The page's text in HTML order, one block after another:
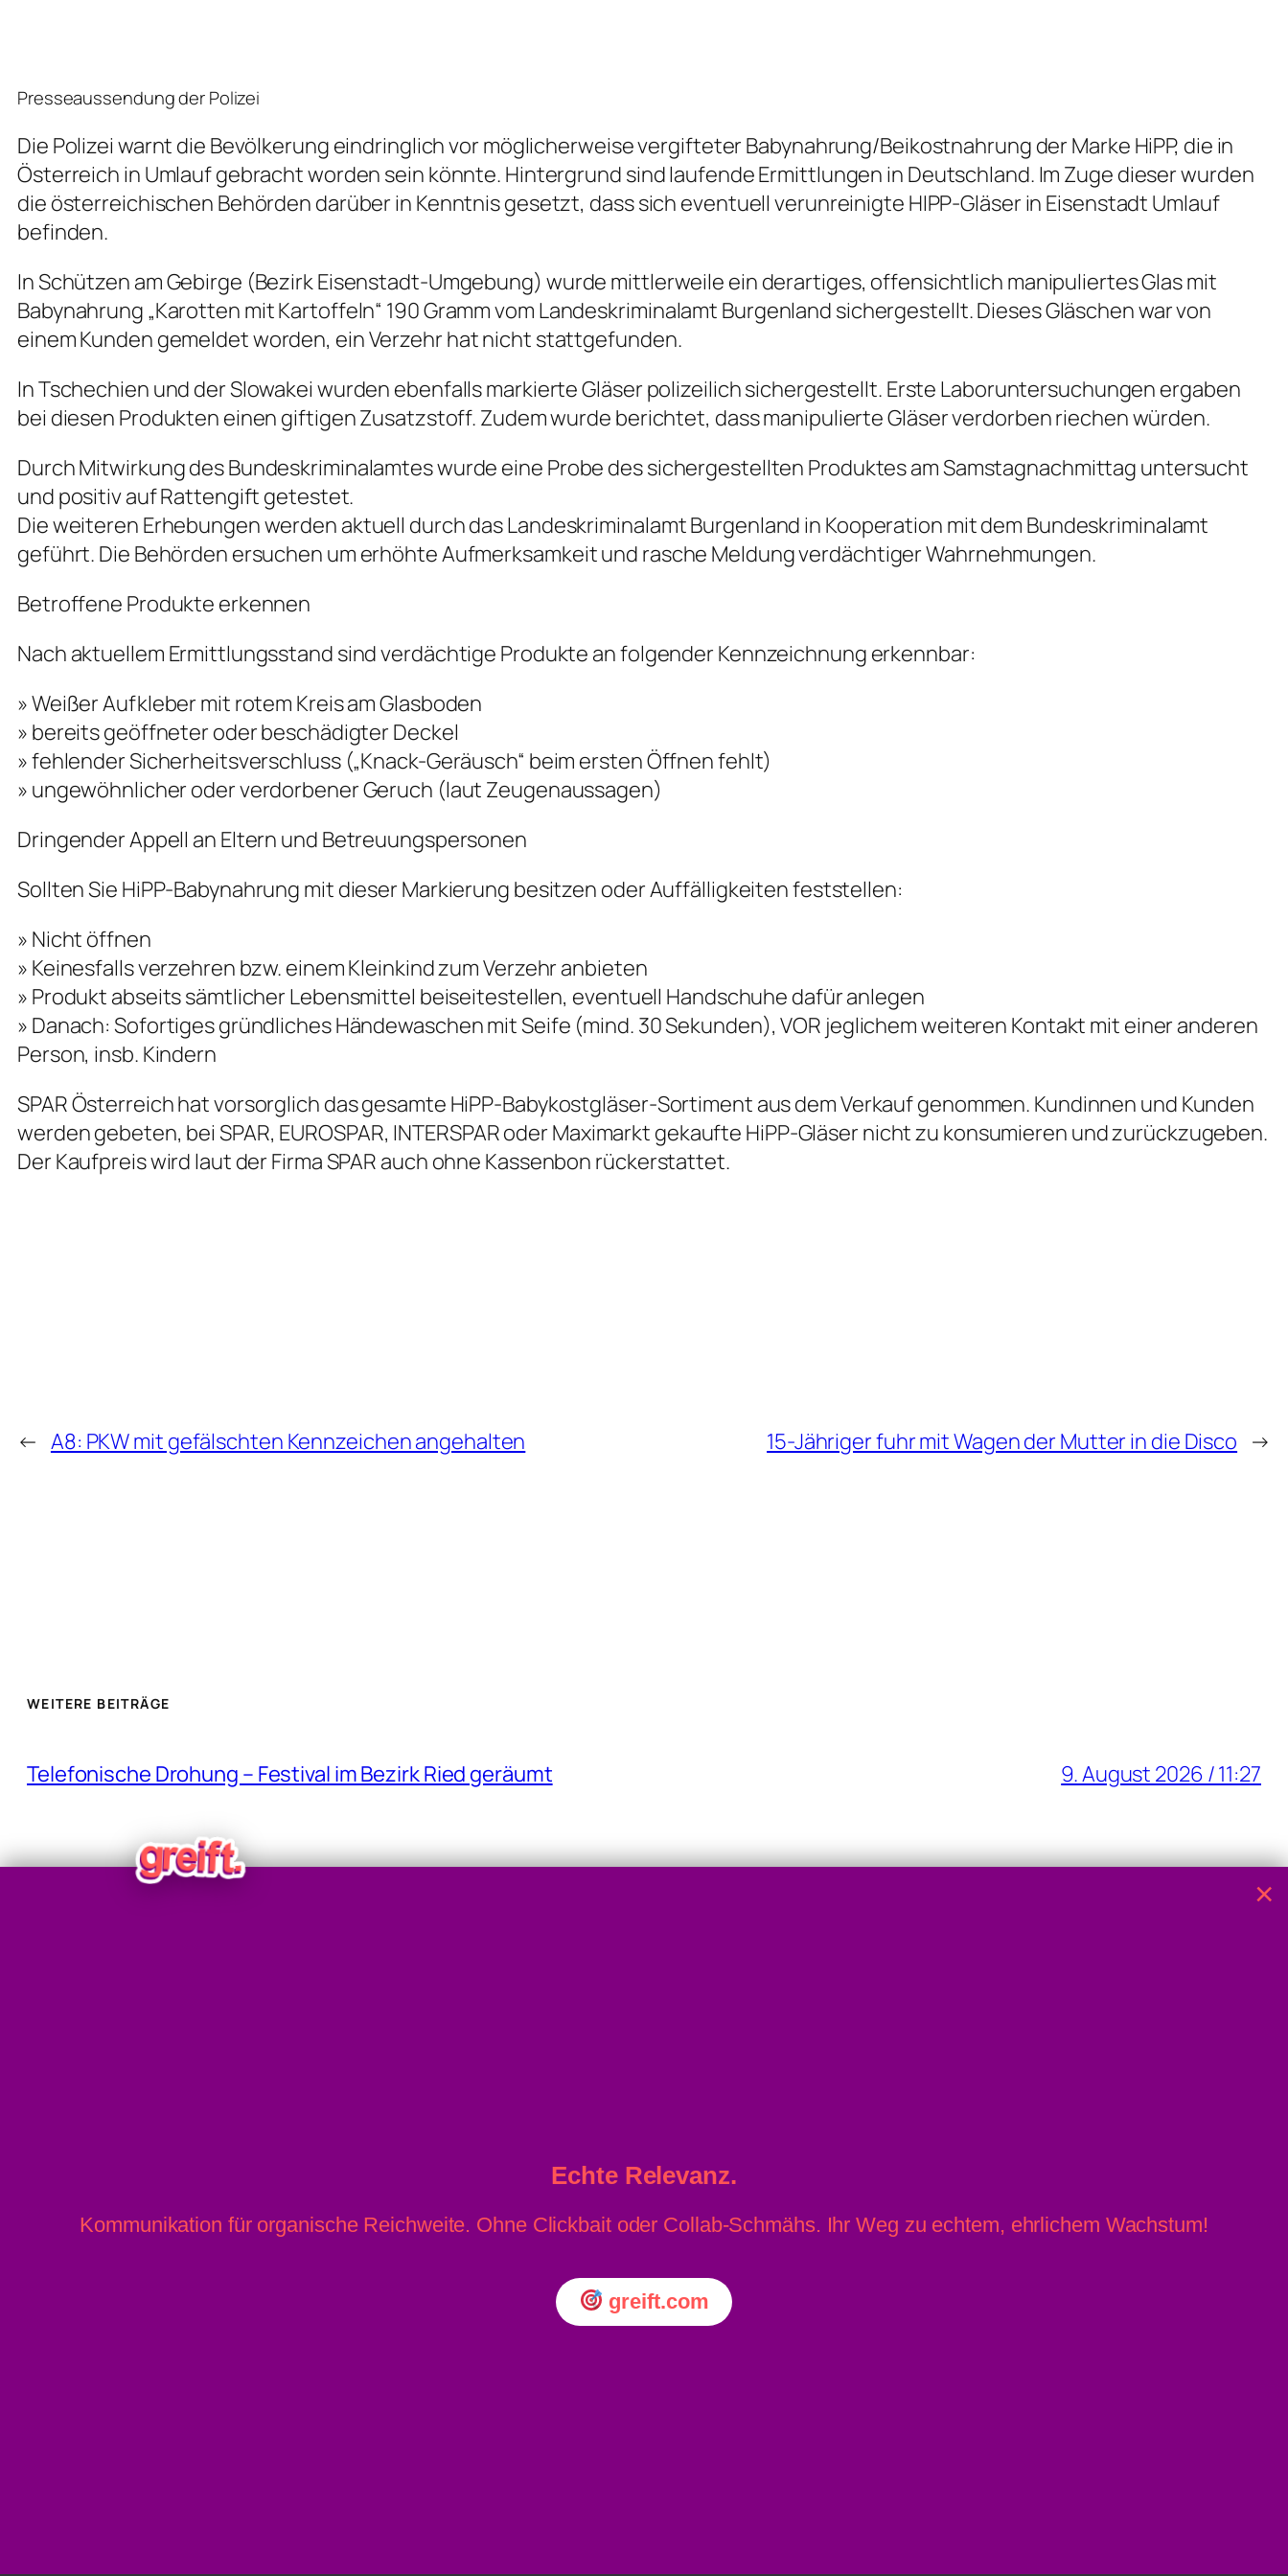
Presseaussendung der Polizei
Die Polizei warnt die Bevölkerung eindringlich vor möglicherweise vergifteter Babynahrung/Beikostnahrung der Marke HiPP, die in
Österreich in Umlauf gebracht worden sein könnte. Hintergrund sind laufende Ermittlungen in Deutschland. Im Zuge dieser wurden
die österreichischen Behörden darüber in Kenntnis gesetzt, dass sich eventuell verunreinigte HIPP-Gläser in Eisenstadt Umlauf
befinden.
In Schützen am Gebirge (Bezirk Eisenstadt-Umgebung) wurde mittlerweile ein derartiges, offensichtlich manipuliertes Glas mit
Babynahrung „Karotten mit Kartoffeln“ 190 Gramm vom Landeskriminalamt Burgenland sichergestellt. Dieses Gläschen war von
einem Kunden gemeldet worden, ein Verzehr hat nicht stattgefunden.
In Tschechien und der Slowakei wurden ebenfalls markierte Gläser polizeilich sichergestellt. Erste Laboruntersuchungen ergaben
bei diesen Produkten einen giftigen Zusatzstoff. Zudem wurde berichtet, dass manipulierte Gläser verdorben riechen würden.
Durch Mitwirkung des Bundeskriminalamtes wurde eine Probe des sichergestellten Produktes am Samstagnachmittag untersucht
und positiv auf Rattengift getestet.
Die weiteren Erhebungen werden aktuell durch das Landeskriminalamt Burgenland in Kooperation mit dem Bundeskriminalamt
geführt. Die Behörden ersuchen um erhöhte Aufmerksamkeit und rasche Meldung verdächtiger Wahrnehmungen.
Betroffene Produkte erkennen
Nach aktuellem Ermittlungsstand sind verdächtige Produkte an folgender Kennzeichnung erkennbar:
» Weißer Aufkleber mit rotem Kreis am Glasboden
» bereits geöffneter oder beschädigter Deckel
» fehlender Sicherheitsverschluss („Knack-Geräusch“ beim ersten Öffnen fehlt)
» ungewöhnlicher oder verdorbener Geruch (laut Zeugenaussagen)
Dringender Appell an Eltern und Betreuungspersonen
Sollten Sie HiPP-Babynahrung mit dieser Markierung besitzen oder Auffälligkeiten feststellen:
» Nicht öffnen
» Keinesfalls verzehren bzw. einem Kleinkind zum Verzehr anbieten
» Produkt abseits sämtlicher Lebensmittel beiseitestellen, eventuell Handschuhe dafür anlegen
» Danach: Sofortiges gründliches Händewaschen mit Seife (mind. 30 Sekunden), VOR jeglichem weiteren Kontakt mit einer anderen
Person, insb. Kindern
SPAR Österreich hat vorsorglich das gesamte HiPP-Babykostgläser-Sortiment aus dem Verkauf genommen. Kundinnen und Kunden
werden gebeten, bei SPAR, EUROSPAR, INTERSPAR oder Maximarkt gekaufte HiPP-Gläser nicht zu konsumieren und zurückzugeben.
Der Kaufpreis wird laut der Firma SPAR auch ohne Kassenbon rückerstattet.
← A8: PKW mit gefälschten Kennzeichen angehalten 15-Jähriger fuhr mit Wagen der Mutter in die Disco →
WEITERE BEITRÄGE
Telefonische Drohung – Festival im Bezirk Ried geräumt 9. August 2026 / 11:27
Einschussloch in PKW sorgte für Verlust von Kühlflüssigkeit ×
Echte Relevanz.
Kommunikation für organische Reichweite. Ohne Clickbait oder Collab-Schmähs. Ihr Weg zu echtem, ehrlichem Wachstum!
greift.com